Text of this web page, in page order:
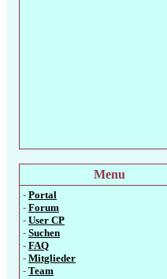
Menu
- Portal
- Forum
- User CP
- Suchen
- FAQ
- Mitglieder
- Team